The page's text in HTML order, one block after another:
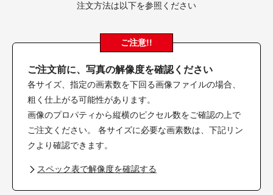
注文方法は以下を参照ください
ご注意!!
ご注文前に、写真の解像度を確認ください
各サイズ、指定の画素数を下回る画像ファイルの場合、
粗く仕上がる可能性があります。
画像のプロパティから縦横のピクセル数をご確認の上で
ご注文ください。 各サイズに必要な画素数は、下記リン
クより確認できます。
スペック表で解像度を確認する